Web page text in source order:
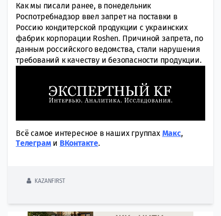
Как мы писали ранее, в понедельник
Роспотребнадзор ввел запрет на поставки в
Россию кондитерской продукции с украинских
фабрик корпорации Roshen. Причиной запрета, по
данным российского ведомства, стали нарушения
требований к качеству и безопасности продукции.
Всё самое интересное в наших группах Макс,
Tелеграми ВКонтакте.
KAZANFIRST